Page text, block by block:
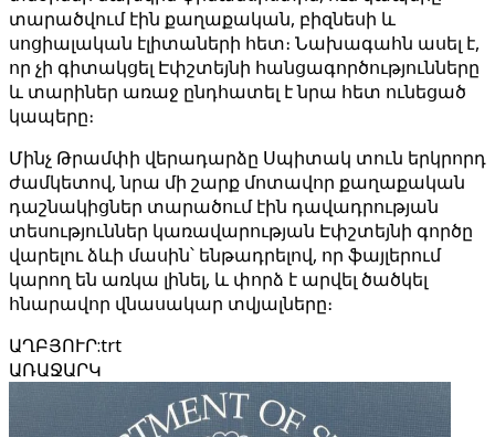
տարածվում էին քաղաքական, բիզնեսի և
սոցիալական էլիտաների հետ։ Նախագահն ասել է,
որ չի գիտակցել Էփշտեյնի հանցագործությունները
և տարիներ առաջ ընդհատել է նրա հետ ունեցած
կապերը։
Մինչ Թրամփի վերադարձը Սպիտակ տուն երկրորդ
ժամկետով, նրա մի շարք մոտավոր քաղաքական
դաշնակիցներ տարածում էին դավադրության
տեսություններ կառավարության Էփշտեյնի գործը
վարելու ձևի մասին՝ ենթադրելով, որ ֆայլերում
կարող են առկա լինել, և փորձ է արվել ծածկել
հնարավոր վնասակար տվյալները։
ԱՂԲՅՈՒՐ:trt
ԱՌԱՋԱՐԿ